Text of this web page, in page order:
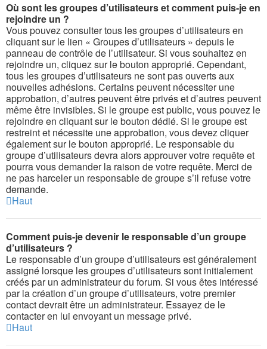
Où sont les groupes d’utilisateurs et comment puis-je en
rejoindre un ?
Vous pouvez consulter tous les groupes d’utilisateurs en
cliquant sur le lien « Groupes d’utilisateurs » depuis le
panneau de contrôle de l’utilisateur. Si vous souhaitez en
rejoindre un, cliquez sur le bouton approprié. Cependant,
tous les groupes d’utilisateurs ne sont pas ouverts aux
nouvelles adhésions. Certains peuvent nécessiter une
approbation, d’autres peuvent être privés et d’autres peuvent
même être invisibles. Si le groupe est public, vous pouvez le
rejoindre en cliquant sur le bouton dédié. Si le groupe est
restreint et nécessite une approbation, vous devez cliquer
également sur le bouton approprié. Le responsable du
groupe d’utilisateurs devra alors approuver votre requête et
pourra vous demander la raison de votre requête. Merci de
ne pas harceler un responsable de groupe s’il refuse votre
demande.
Haut
Comment puis-je devenir le responsable d’un groupe
d’utilisateurs ?
Le responsable d’un groupe d’utilisateurs est généralement
assigné lorsque les groupes d’utilisateurs sont initialement
créés par un administrateur du forum. Si vous êtes intéressé
par la création d’un groupe d’utilisateurs, votre premier
contact devrait être un administrateur. Essayez de le
contacter en lui envoyant un message privé.
Haut